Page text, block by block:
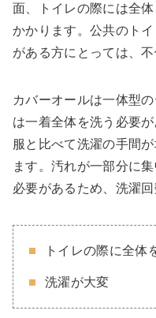
面、トイレの際には全
かかります。公共のト
がある方にとっては、
カバーオールは一体型
は一着全体を洗う必要
服と比べて洗濯の手間
ます。汚れが一部分に
必要があるため、洗濯
トイレの際に全体
洗濯が大変